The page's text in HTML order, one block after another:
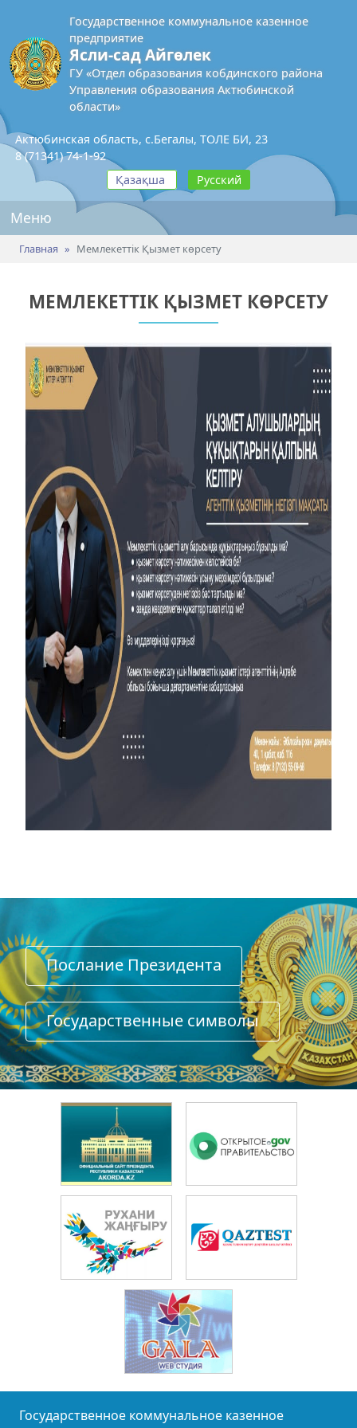
Государственное коммунальное казенное
предприятие
Ясли-сад Айгөлек
ГУ «Отдел образования кобдинского района
Управления образования Актюбинской
области»
Актюбинская область, с.Бегалы, ТОЛЕ БИ, 23
8 (71341) 74-1-92
Қазақша
Русский
Меню
Главная Мемлекеттік Қызмет көрсету
МЕМЛЕКЕТТІК ҚЫЗМЕТ КӨРСЕТУ
Послание Президента
Государственные символы
Государственное коммунальное казенное